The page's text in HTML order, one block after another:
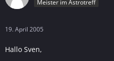
Meister im Astrotreff
19. April 2005
Hallo Sven,